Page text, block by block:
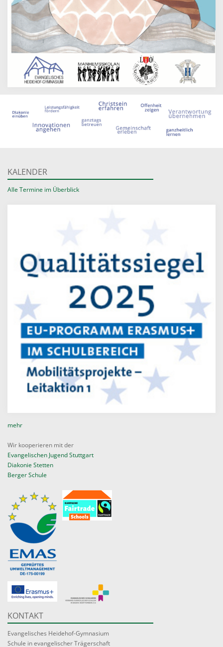
KALENDER
Alle Termine im Überblick
mehr
Wir kooperieren mit der
Evangelischen Jugend Stuttgart
Diakonie Stetten
Berger Schule
KONTAKT
Evangelisches Heidehof-Gymnasium
Schule in evangelischer Trägerschaft